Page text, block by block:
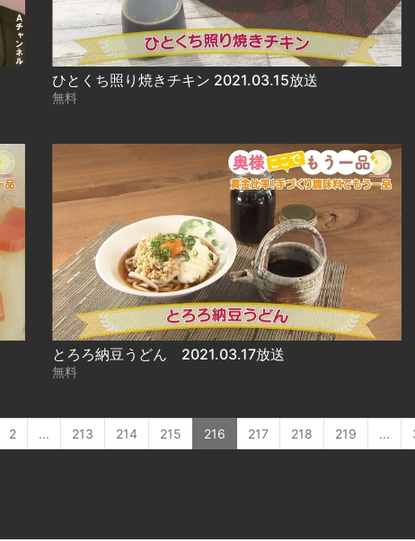
ひとくち照り焼きチキン 2021.03.15放送
無料
とろろ納豆うどん 2021.03.17放送
無料
2 ... 213 214 215 216 217 218 219 ...